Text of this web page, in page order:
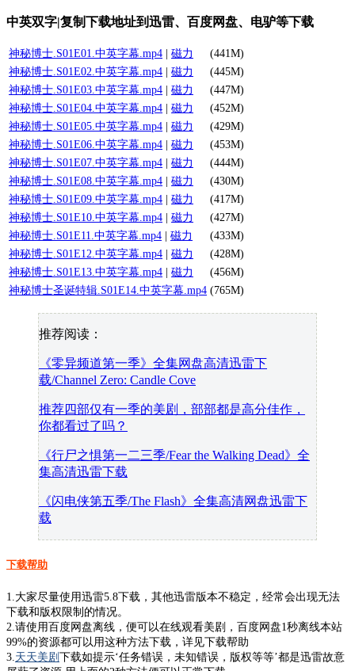
中英双字|复制下载地址到迅雷、百度网盘、电驴等下载
神秘博士.S01E01.中英字幕.mp4 磁力
(441M)
神秘博士.S01E02.中英字幕.mp4
磁力
(445M)
神秘博士.S01E03.中英字幕.mp4
磁力
(447M)
神秘博士.S01E04.中英字幕.mp4
磁力
(452M)
神秘博士.S01E05.中英字幕.mp4
磁力
(429M)
神秘博士.S01E06.中英字幕.mp4
磁力
(453M)
神秘博士.S01E07.中英字幕.mp4
磁力
(444M)
神秘博士.S01E08.中英字幕.mp4
磁力
(430M)
神秘博士.S01E09.中英字幕.mp4
磁力
(417M)
神秘博士.S01E10.中英字幕.mp4
磁力
(427M)
神秘博士.S01E11.中英字幕.mp4
磁力
(433M)
神秘博士.S01E12.中英字幕.mp4
磁力
(428M)
神秘博士.S01E13.中英字幕.mp4
磁力
(456M)
神秘博士圣诞特辑.S01E14.中英字幕.mp4 (765M)
推荐阅读：
《零异频道第一季》全集网盘高清迅雷下
载/Channel Zero: Candle Cove
推荐四部仅有一季的美剧，部部都是高分佳作，
你都看过了吗？
《行尸之惧第一二三季/Fear the Walking Dead》全
集高清迅雷下载
《闪电侠第五季/The Flash》全集高清网盘迅雷下
载
下载帮助
1.大家尽量使用迅雷5.8下载，其他迅雷版本不稳定，经常会出现无法
下载和版权限制的情况。
2.请使用百度网盘离线，便可以在线观看美剧，百度网盘1秒离线本站
99%的资源都可以用这种方法下载，详见下载帮助
3.天天美剧 下载如提示‘任务错误，未知错误，版权等等’都是迅雷故意